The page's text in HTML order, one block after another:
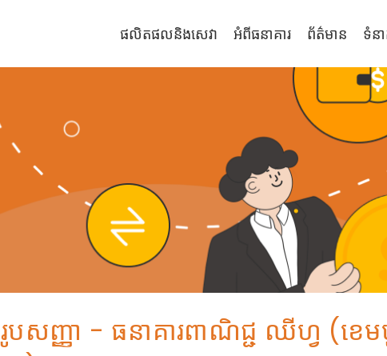
ផលិតផលនិងសេវា អំពីធនាគារ ព័ត៌មាន ទំន
រូបសញ្ញា - ធនាគារពាណិជ្ជ ឈីហ្វ (ខេ